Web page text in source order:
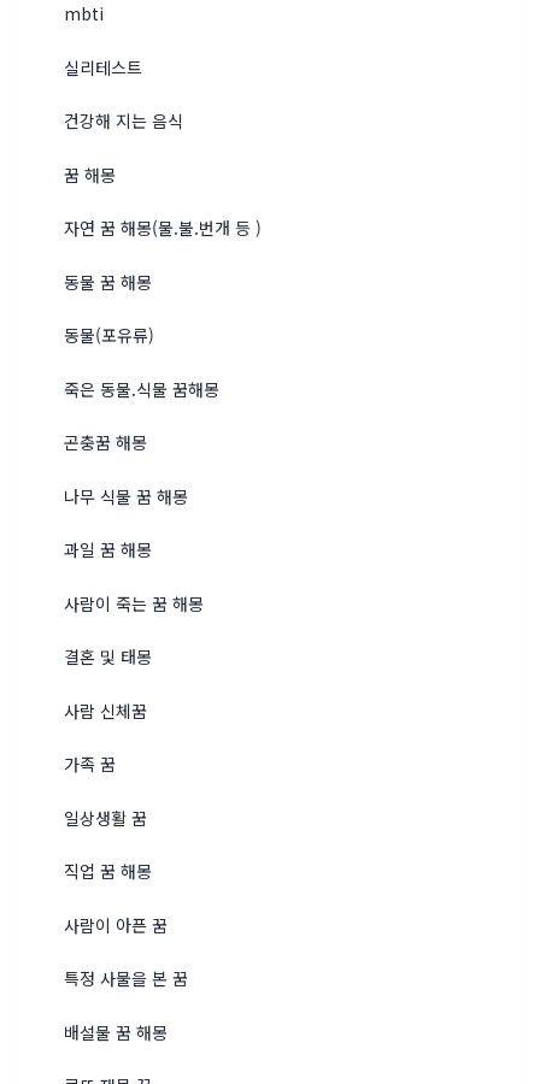
mbti
실리테스트
건강해 지는 음식
꿈 해몽
자연 꿈 해몽(물.불.번개 등 )
동물 꿈 해몽
동물(포유류)
죽은 동물.식물 꿈해몽
곤충꿈 해몽
나무 식물 꿈 해몽
과일 꿈 해몽
사람이 죽는 꿈 해몽
결혼 및 태몽
사람 신체꿈
가족 꿈
일상생활 꿈
직업 꿈 해몽
사람이 아픈 꿈
특정 사물을 본 꿈
배설물 꿈 해몽